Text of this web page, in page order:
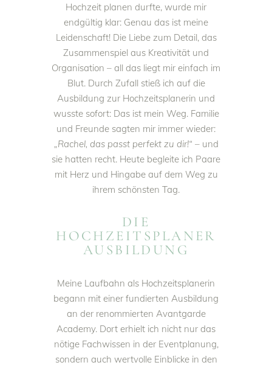
Hochzeit planen durfte, wurde mir
endgültig klar: Genau das ist meine
Leidenschaft! Die Liebe zum Detail, das
Zusammenspiel aus Kreativität und
Organisation – all das liegt mir einfach im
Blut. Durch Zufall stieß ich auf die
Ausbildung zur Hochzeitsplanerin und
wusste sofort: Das ist mein Weg. Familie
und Freunde sagten mir immer wieder:
„Rachel, das passt perfekt zu dir!“ – und
sie hatten recht. Heute begleite ich Paare
mit Herz und Hingabe auf dem Weg zu
ihrem schönsten Tag.
DIE
HOCHZEITSPLANER
AUSBILDUNG
Meine Laufbahn als Hochzeitsplanerin
begann mit einer fundierten Ausbildung
an der renommierten Avantgarde
Academy. Dort erhielt ich nicht nur das
nötige Fachwissen in der Eventplanung,
sondern auch wertvolle Einblicke in den